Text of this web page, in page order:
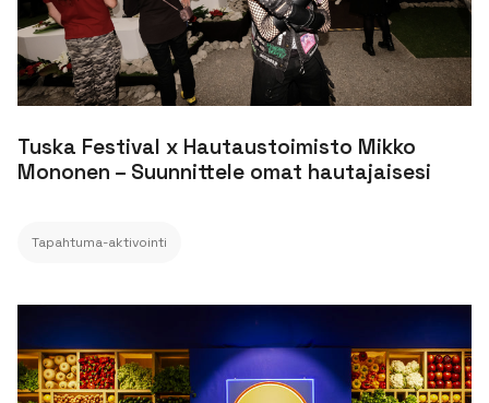
Tuska Festival x Hautaustoimisto Mikko
Mononen – Suunnittele omat hautajaisesi
Tapahtuma-aktivointi